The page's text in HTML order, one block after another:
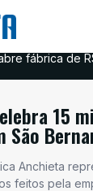
fábrica de
15
São
Anchieta
feitos pela